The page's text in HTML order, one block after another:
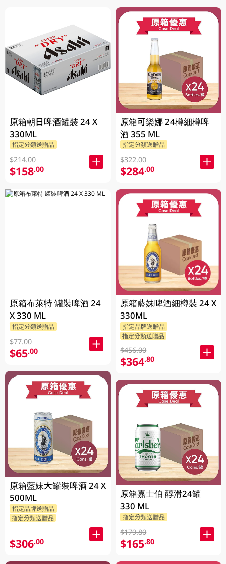
原箱朝日啤酒罐裝 24 X
330ML
指定分類送贈品
$214.00
$158.00
原箱布萊特 罐裝啤酒 24
X 330 ML
指定分類送贈品
$77.00
$65.00
原箱藍妹大罐裝啤酒 24 X
500ML
指定品牌送贈品
指定分類送贈品
$306.00
原箱可樂娜 24樽細樽啤
酒 355 ML
指定分類送贈品
$322.00
$284.00
原箱藍妹啤酒細樽裝 24 X
330ML
指定品牌送贈品
指定分類送贈品
$456.00
$364.80
原箱嘉士伯 醇滑24罐
330 ML
指定分類送贈品
$179.80
$165.80